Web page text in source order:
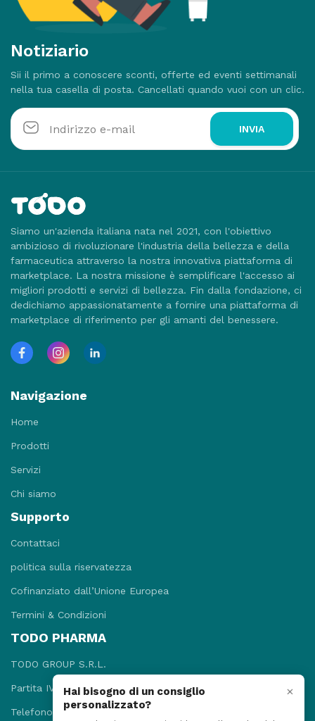
Hai bisogno di un consiglio
personalizzato?
×
Notiziario
Sii il primo a conoscere sconti, offerte ed eventi settimanali
nella tua casella di posta. Cancellati quando vuoi con un clic.
INVIA
Siamo un'azienda italiana nata nel 2021, con l'obiettivo
ambizioso di rivoluzionare l'industria della bellezza e della
farmaceutica attraverso la nostra innovativa piattaforma di
marketplace. La nostra missione è semplificare l'accesso ai
migliori prodotti e servizi di bellezza. Fin dalla fondazione, ci
dedichiamo appassionatamente a fornire una piattaforma di
marketplace di riferimento per gli amanti del benessere.
Navigazione
Home
Prodotti
Servizi
Chi siamo
Supporto
Contattaci
politica sulla riservatezza
Cofinanziato dall’Unione Europea
Termini & Condizioni
TODO PHARMA
TODO GROUP S.R.L.
Partita IVA: 09781131215
Telefono: +3908118920052